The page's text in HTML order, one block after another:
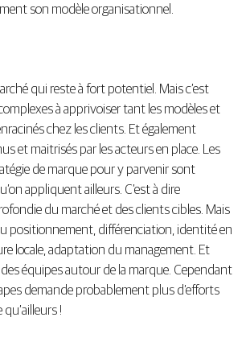
son modèle organisationnel.
qui reste à fort potentiel. Mais c’est
à apprivoiser tant les modèles et
chez les clients. Et également
et maitrisés par les acteurs en place. Les
de marque pour y parvenir sont
appliquent ailleurs. C’est à dire
du marché et des clients cibles. Mais
positionnement, différenciation, identité en
locale, adaptation du management. Et
équipes autour de la marque. Cependant
demande probablement plus d’efforts
!